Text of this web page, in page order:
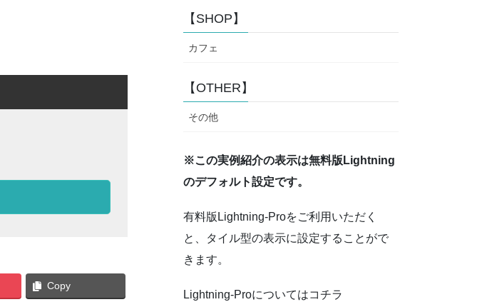
Copy
【SHOP】
カフェ
【OTHER】
その他
※この実例紹介の表示は無料版Lightning
のデフォルト設定です。
有料版Lightning-Proをご利用いただく
と、タイル型の表示に設定することがで
きます。
Lightning-Proについてはコチラ